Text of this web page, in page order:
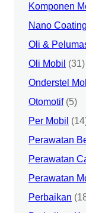
Komponen
Nano Coating
Oli &
Oli Mobil (31)
Onderstel
Otomotif(5)
Per Mobil
Perawatan
Perawatan
Perawatan
Perbaikan